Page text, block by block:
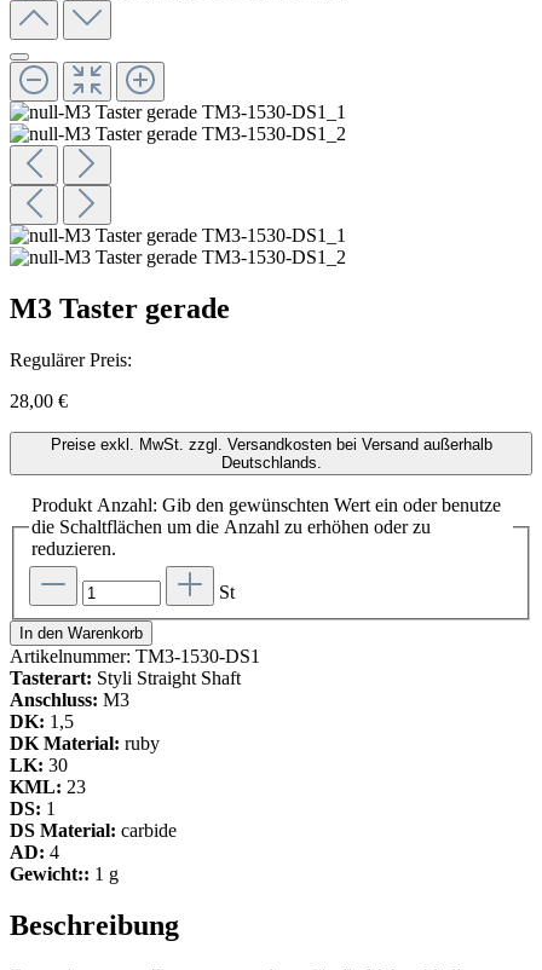
M3 Taster gerade
Regulärer Preis:
28,00 €
Preise exkl. MwSt. zzgl. Versandkosten bei Versand außerhalb
Deutschlands.
Produkt Anzahl: Gib den gewünschten Wert ein oder benutze
die Schaltflächen um die Anzahl zu erhöhen oder zu
reduzieren.
St
In den Warenkorb
Artikelnummer: TM3-1530-DS1
Tasterart: Styli Straight Shaft
Anschluss: M3
DK: 1,5
DK Material: ruby
LK: 30
KML: 23
DS: 1
DS Material: carbide
AD: 4
Gewicht:: 1 g
Beschreibung